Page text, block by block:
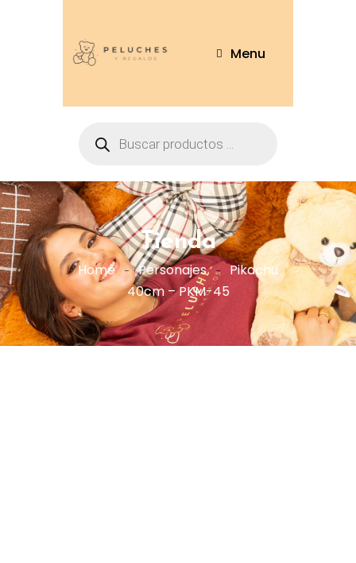
Menu
Tienda
Home Personajes
Pikachu
40cm – PKM-45